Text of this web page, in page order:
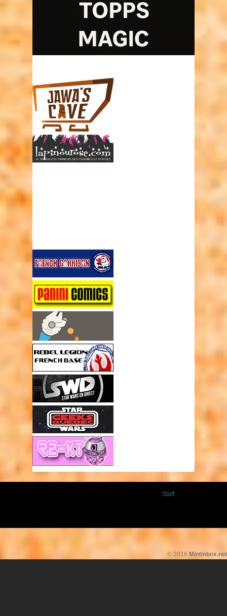
Staff
© 2016 Mintinbox.net